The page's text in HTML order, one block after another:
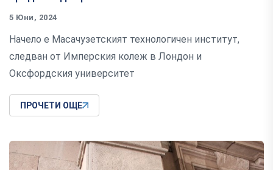
5 Юни, 2024
Начело е Масачузетският технологичен институт,
следван от Имперския колеж в Лондон и
Оксфордския университет
ПРОЧЕТИ ОЩЕ